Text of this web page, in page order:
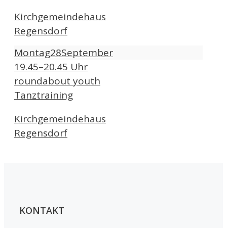
Kirchgemeindehaus
Regensdorf
Montag28September
19.45–20.45 Uhr
roundabout youth
Tanztraining
Kirchgemeindehaus
Regensdorf
KONTAKT